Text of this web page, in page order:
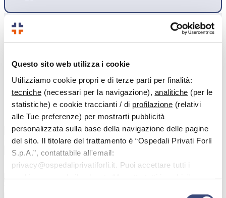
Questo sito web utilizza i cookie
Utilizziamo cookie propri e di terze parti per finalità:
tecniche (necessari per la navigazione), analitiche (per le
statistiche) e cookie traccianti / di profilazione (relativi
alle Tue preferenze) per mostrarti pubblicità
personalizzata sulla base della navigazione delle pagine
del sito. Il titolare del trattamento è “Ospedali Privati Forlì
S.p.A.”, contattabile all'email:
privacy@ospedaliprivatiforli.it. Puoi accettare tutti i
informazioni sui percorsi di check up,
lasciaci i tuoi dati qui sotto e sarai
ricontattato:
Nome*
Cognome*
E-mail *